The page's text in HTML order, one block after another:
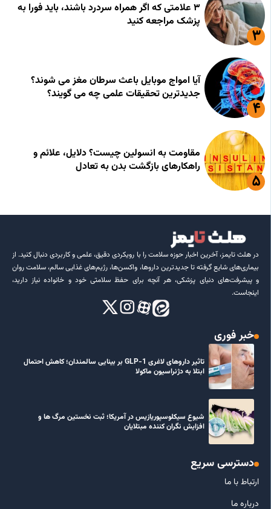
۳ علامتی که اگر همراه سردرد باشند، باید فورا به
پزشک مراجعه کنید
آیا امواج موبایل باعث سرطان مغز می شوند؟
جدیدترین تحقیقات علمی چه می گویند؟
مقاومت به انسولین چیست؟ دلایل، علائم و
راهکارهای بازگشت بدن به تعادل
در هلث تایمز، آخرین اخبار حوزه سلامت را با رویکردی دقیق، علمی و کاربردی دنبال کنید. از
بیماری‌های شایع گرفته تا جدیدترین داروها، واکسن‌ها، رژیم‌های غذایی سالم، سلامت روان
و پیشرفت‌های دنیای پزشکی، هر آنچه برای حفظ سلامتی خود و خانواده نیاز دارید،
اینجاست.
خبر فوری
تاثیر داروهای لاغری GLP-1 بر بینایی سالمندان؛ کاهش احتمال
ابتلا به دژنراسیون ماکولا
شیوع سیکلوسپوریازیس در آمریکا؛ ثبت نخستین مرگ ها و
افزایش نگران کننده مبتلایان
دسترسی سریع
ارتباط با ما
درباره ما